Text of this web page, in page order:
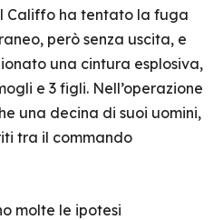
Califfo ha tentato la fuga
però senza uscita, e
una cintura esplosiva,
e 3 figli. Nell’operazione
una decina di suoi uomini,
tra il commando
molte le ipotesi